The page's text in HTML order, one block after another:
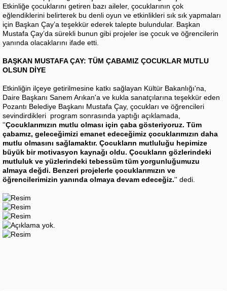
Etkinliğe çocuklarını getiren bazı aileler, çocuklarının çok
eğlendiklerini belirterek bu denli oyun ve etkinlikleri sık sık yapmaları
için Başkan Çay’a teşekkür ederek talepte bulundular. Başkan
Mustafa Çay’da sürekli bunun gibi projeler ise çocuk ve öğrencilerin
yanında olacaklarını ifade etti.
BAŞKAN MUSTAFA ÇAY: TÜM ÇABAMIZ ÇOCUKLAR MUTLU
OLSUN DİYE
Etkinliğin ilçeye getirilmesine katkı sağlayan Kültür Bakanlığı'na,
Daire Başkanı Sanem Arıkan'a ve kukla sanatçılarına teşekkür eden
Pozantı Belediye Başkanı Mustafa Çay, çocukları ve öğrencileri
sevindirdikleri program sonrasında yaptığı açıklamada,
''Çocuklarımızın mutlu olması için çaba gösteriyoruz. Tüm
çabamız, geleceğimizi emanet edeceğimiz çocuklarımızın daha
mutlu olmasını sağlamaktır. Çocukların mutluluğu hepimize
büyük bir motivasyon kaynağı oldu. Çocukların gözlerindeki
mutluluk ve yüzlerindeki tebessüm tüm yorgunluğumuzu
almaya değdi. Benzeri projelerle çocuklarımızın ve
öğrencilerimizin yanında olmaya devam edeceğiz.'' dedi.